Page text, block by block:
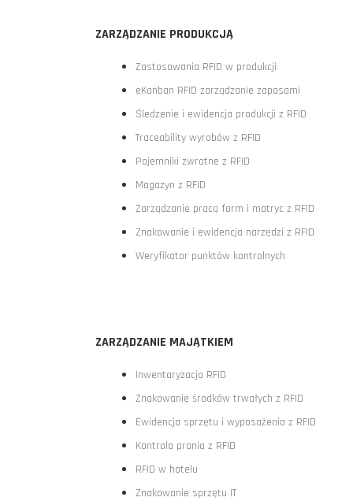
ZARZĄDZANIE PRODUKCJĄ
Zastosowania RFID w produkcji
eKanban RFID zarządzanie zapasami
Śledzenie i ewidencja produkcji z RFID
Traceability wyrobów z RFID
Pojemniki zwrotne z RFID
Magazyn z RFID
Zarządzanie pracą form i matryc z RFID
Znakowanie i ewidencja narzędzi z RFID
Weryfikator punktów kontrolnych
ZARZĄDZANIE MAJĄTKIEM
Inwentaryzacja RFID
Znakowanie środków trwałych z RFID
Ewidencja sprzętu i wyposażenia z RFID
Kontrola prania z RFID
RFID w hotelu
Znakowanie sprzętu IT